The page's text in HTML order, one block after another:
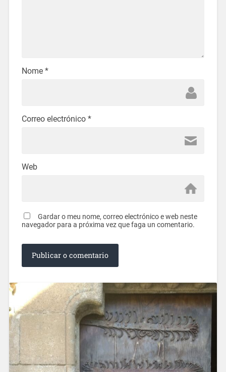
Nome *
Correo electrónico *
Web
Gardar o meu nome, correo electrónico e web neste
navegador para a próxima vez que faga un comentario.